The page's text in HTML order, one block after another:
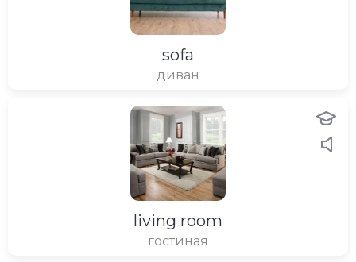
sofa
диван
living room
гостиная